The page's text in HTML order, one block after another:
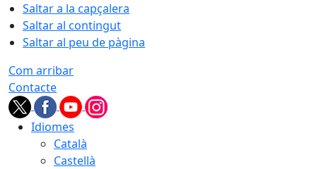
Saltar a la capçalera
Saltar al contingut
Saltar al peu de pàgina
Com arribar
Contacte
Idiomes
Català
Castellà